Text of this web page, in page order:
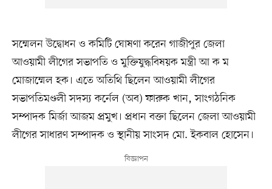
সম্মেলন উদ্বোধন ও কমিটি ঘোষণা করেন গাজীপুর জেলা
আওয়ামী লীগের সভাপতি ও মুক্তিযুদ্ধবিষয়ক মন্ত্রী আ ক ম
মোজাম্মেল হক। এতে অতিথি ছিলেন আওয়ামী লীগের
সভাপতিমণ্ডলী সদস্য কর্নেল (অব) ফারুক খান, সাংগঠনিক
সম্পাদক মির্জা আজম প্রমুখ। প্রধান বক্তা ছিলেন জেলা আওয়ামী
লীগের সাধারণ সম্পাদক ও স্থানীয় সাংসদ মো. ইকবাল হোসেন।